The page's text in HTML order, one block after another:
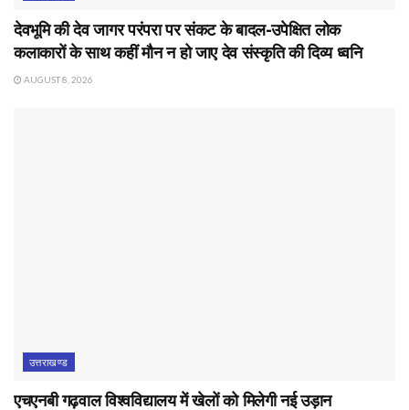
देवभूमि की देव जागर परंपरा पर संकट के बादल-उपेक्षित लोक
कलाकारों के साथ कहीं मौन न हो जाए देव संस्कृति की दिव्य ध्वनि
AUGUST 8, 2026
उत्तराखण्ड
एचएनबी गढ़वाल विश्वविद्यालय में खेलों को मिलेगी नई उड़ान